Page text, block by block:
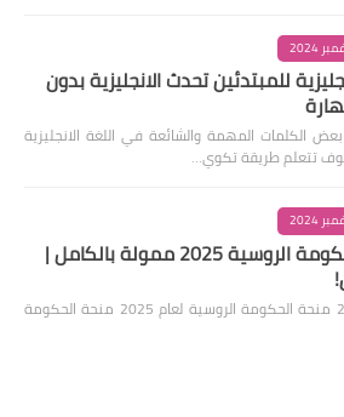
للمبتدئين تحدث الانجليزية بدون
المهمة والشائعة في اللغة الانجليزية
تتعلم طريقة تكوي…
منحة الحكومة الروسية 2025 ممولة بالكامل |
منحة الحكومة الروسية 2025 منحة الحكومة الروسية لعام 2025 منحة الحكومة